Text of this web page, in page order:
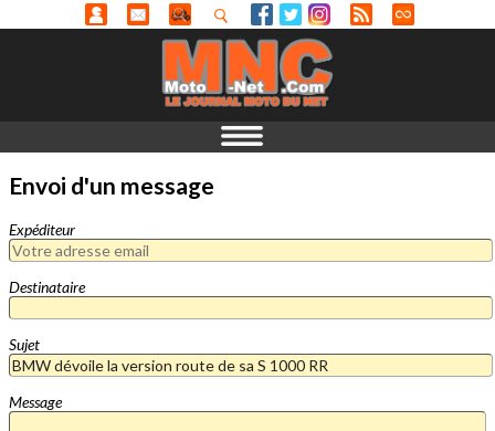
Envoi d'un message
Expéditeur
Destinataire
Sujet
Message